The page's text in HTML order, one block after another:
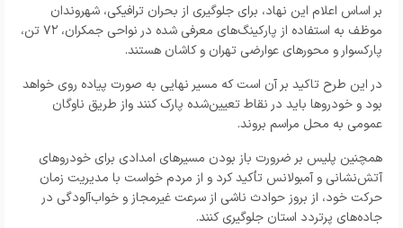
بر اساس اعلام این نهاد، برای جلوگیری از بحران ترافیکی، شهروندان
موظف به استفاده از پارکینگ‌های معرفی شده در نواحی جمکران، ۷۲ تن،
پارکسوار و محورهای عوارضی تهران و کاشان هستند.
در این طرح تاکید بر آن است که مسیر نهایی به صورت پیاده روی خواهد
بود و خودروها باید در نقاط تعیین‌شده پارک کنند واز طریق ناوگان
عمومی به محل مراسم بروند.
همچنین پلیس بر ضرورت باز بودن مسیرهای امدادی برای خودروهای
آتش‌نشانی و آمبولانس تأکید کرد و از مردم خواست با مدیریت زمان
حرکت خود، از بروز حوادث ناشی از سرعت غیرمجاز و خواب‌آلودگی در
جاده‌های پرتردد استان جلوگیری کنند.